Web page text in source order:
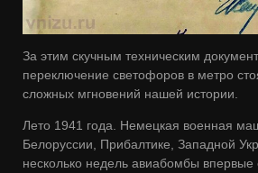
За этим скучным техническим
переключение светофоров в метро
сложных мгновений нашей истории.
Лето 1941 года. Немецкая военная
Белоруссии, Прибалтике, Западной
несколько недель авиабомбы впервые